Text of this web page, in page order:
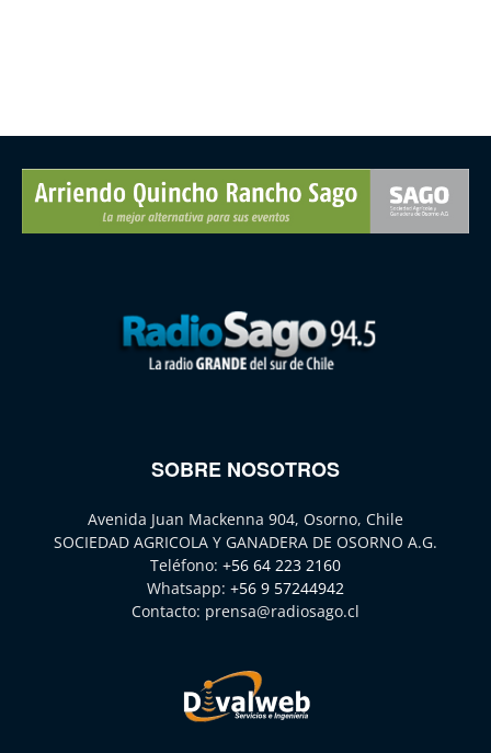
SOBRE NOSOTROS
Avenida Juan Mackenna 904, Osorno, Chile
SOCIEDAD AGRICOLA Y GANADERA DE OSORNO A.G.
Teléfono: +56 64 223 2160
Whatsapp: +56 9 57244942
Contacto: prensa@radiosago.cl